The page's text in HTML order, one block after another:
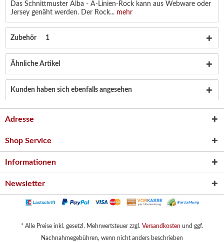
Das Schnittmuster Alba - A-Linien-Rock kann aus Webware oder
Jersey genäht werden. Der Rock... mehr
Zubehör 1
Ähnliche Artikel
Kunden haben sich ebenfalls angesehen
Adresse
Shop Service
Informationen
Newsletter
* Alle Preise inkl. gesetzl. Mehrwertsteuer zzgl. Versandkosten und ggf.
Nachnahmegebühren, wenn nicht anders beschrieben